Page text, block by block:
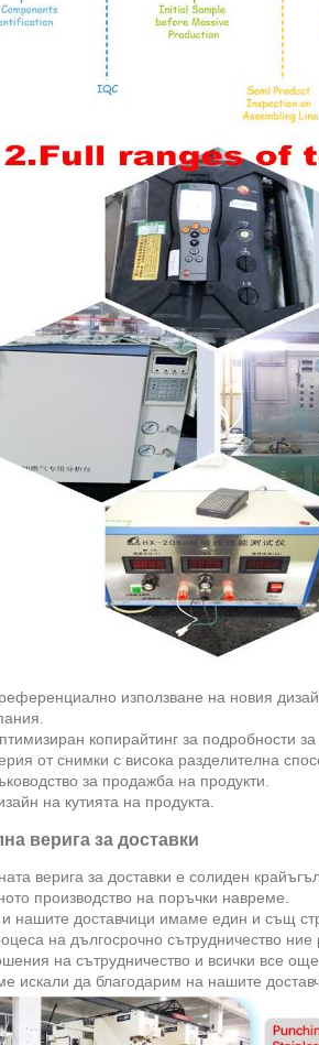
използване на новия
копирайтинг за подробности за
от снимки с висока разделителна
за продажба на продукти.
на кутията на продукта.
верига за доставки
верига за доставки е солиден
производство на поръчки навреме.
нашите доставчици имаме един и същ
на дългосрочно сътрудничество
на сътрудничество и всички все
искали да благодарим на нашите